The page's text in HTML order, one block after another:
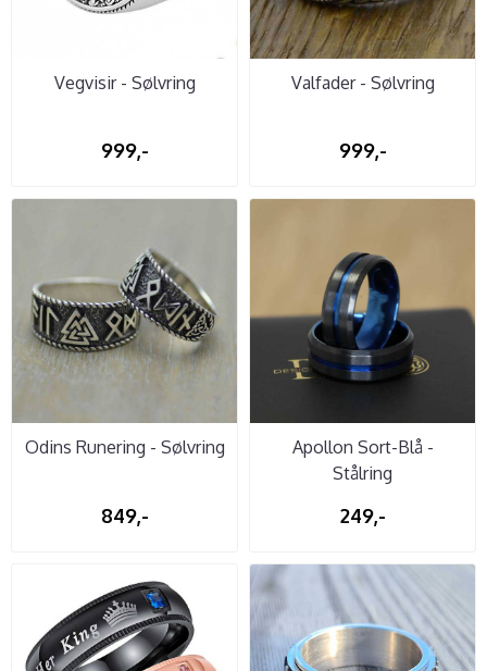
Vegvisir - Sølvring
999,-
Valfader - Sølvring
999,-
Odins Runering - Sølvring
849,-
Apollon Sort-Blå -
Stålring
249,-